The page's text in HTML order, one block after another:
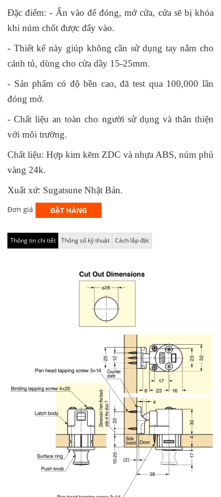
Đặc điểm: - Ấn vào để đóng, mở cửa, cửa sẽ bị khóa
khi núm chốt được đẩy vào.
- Thiết kế này giúp không cần sử dụng tay nắm cho
cánh tủ, dùng cho cửa dầy 15-25mm.
- Sản phẩm có độ bền cao, đã test qua 100,000 lần
đóng mở.
- Chất liệu an toàn cho người sử dụng và thân thiện
với môi trường.
Chất liệu: Hợp kim kẽm ZDC và nhựa ABS, núm phủ
vàng 24k.
Xuất xứ: Sugatsune Nhật Bản.
Đơn giá ĐẶT HÀNG
Thông tin chi tiết Thông số kỹ thuật Cách lắp đặt